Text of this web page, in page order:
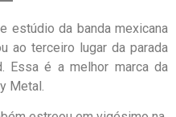
estúdio da banda mexicana
ao terceiro lugar da parada
Essa é a melhor marca da
Metal.